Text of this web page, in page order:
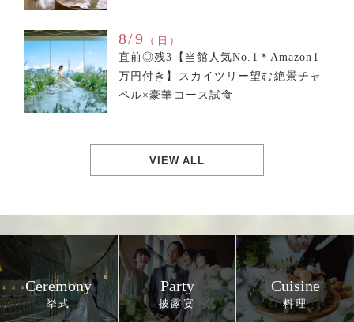
8/9
（日）
直前◎残3【当館人気No.1＊Amazon1
万円付き】スカイツリー望む絶景チャ
ペル×豪華コース試食
VIEW ALL
Ceremony Party Cuisine